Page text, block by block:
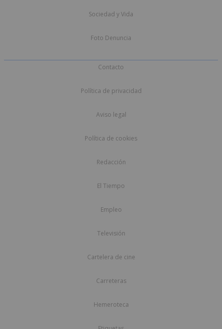
Sociedad y Vida
Foto Denuncia
Contacto
Política de privacidad
Aviso legal
Política de cookies
Redacción
El Tiempo
Empleo
Televisión
Cartelera de cine
Carreteras
Hemeroteca